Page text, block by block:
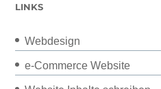
LINKS
Webdesign
e-Commerce Website